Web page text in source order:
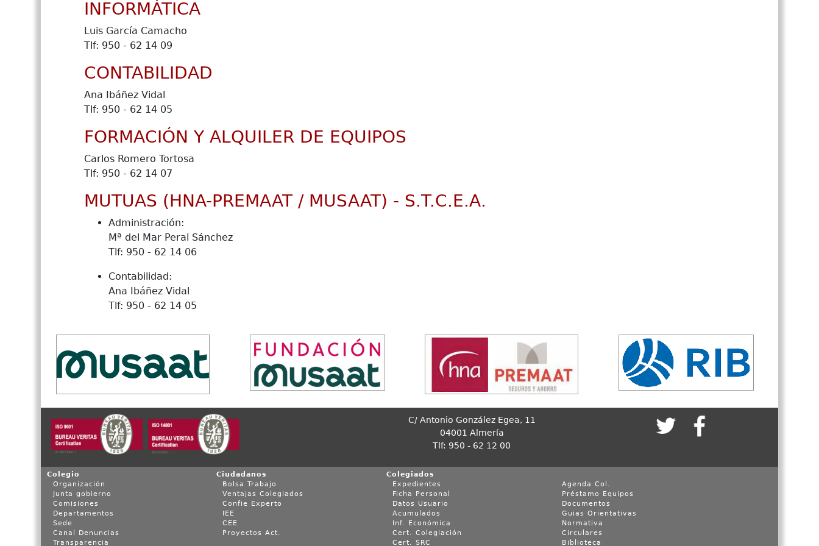
INFORMÁTICA
Luis García Camacho
Tlf: 950 - 62 14 09
CONTABILIDAD
Ana Ibáñez Vidal
Tlf: 950 - 62 14 05
FORMACIÓN Y ALQUILER DE EQUIPOS
Carlos Romero Tortosa
Tlf: 950 - 62 14 07
MUTUAS (HNA-PREMAAT / MUSAAT) - S.T.C.E.A.
Administración:
Mª del Mar Peral Sánchez
Tlf: 950 - 62 14 06
Contabilidad:
Ana Ibáñez Vidal
Tlf: 950 - 62 14 05
C/ Antonio González Egea, 11
04001 Almería
Tlf: 950 - 62 12 00
Colegio
Organización
Junta gobierno
Comisiones
Departamentos
Sede
Canal Denuncias
Transparencia
Ciudadanos
Bolsa Trabajo
Ventajas Colegiados
Confie Experto
IEE
CEE
Proyectos Act.
Colegiados
Expedientes
Ficha Personal
Datos Usuario
Acumulados
Inf. Económica
Cert. Colegiación
Cert. SRC
Agenda Col.
Préstamo Equipos
Documentos
Guias Orientativas
Normativa
Circulares
Biblioteca